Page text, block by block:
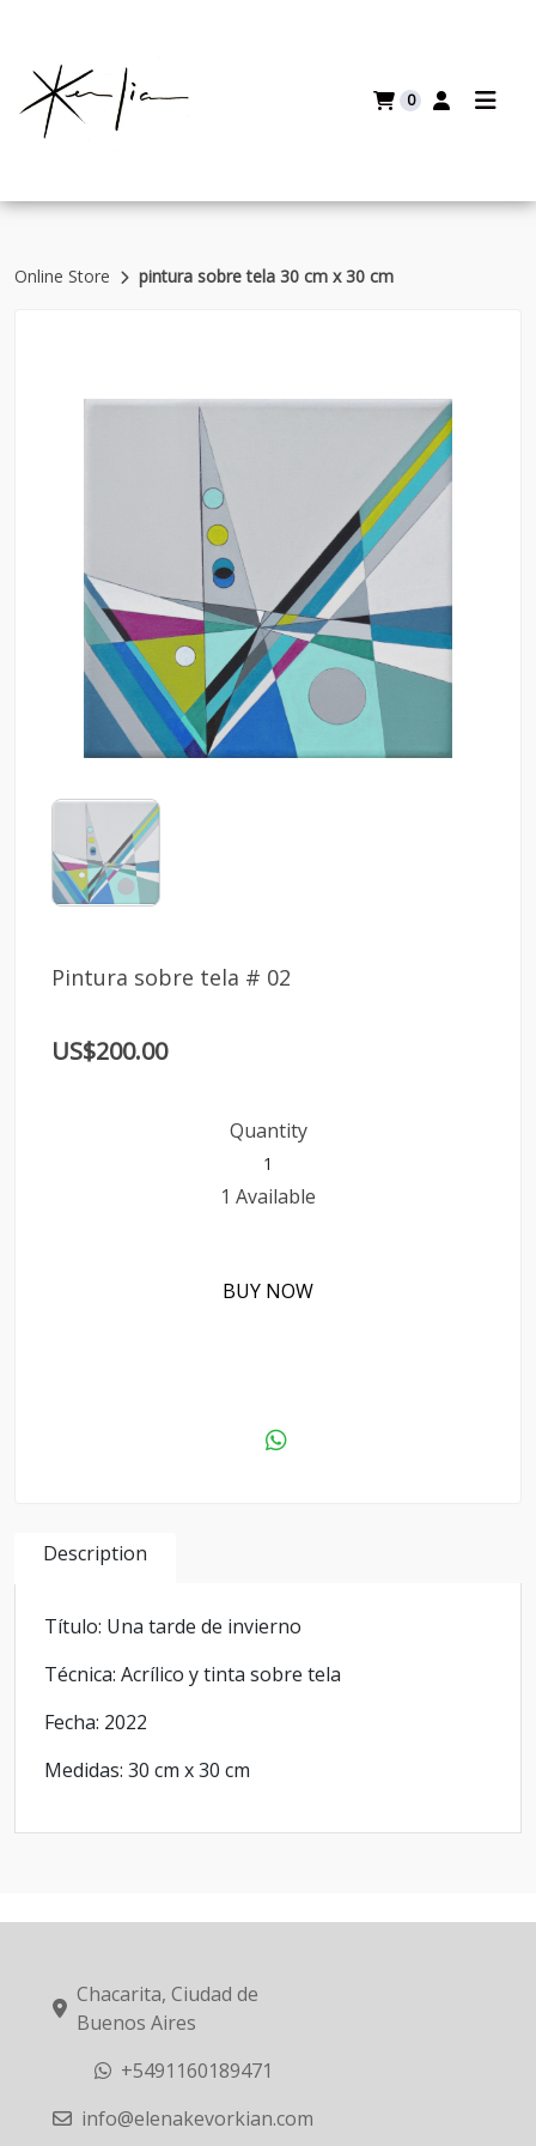
0
Online Store pintura sobre tela 30 cm x 30 cm
Pintura sobre tela # 02
US$200.00
Quantity
1 Available
BUY NOW
Description
Título: Una tarde de invierno
Técnica: Acrílico y tinta sobre tela
Fecha: 2022
Medidas: 30 cm x 30 cm
Chacarita, Ciudad de
Buenos Aires
+5491160189471
info@elenakevorkian.com